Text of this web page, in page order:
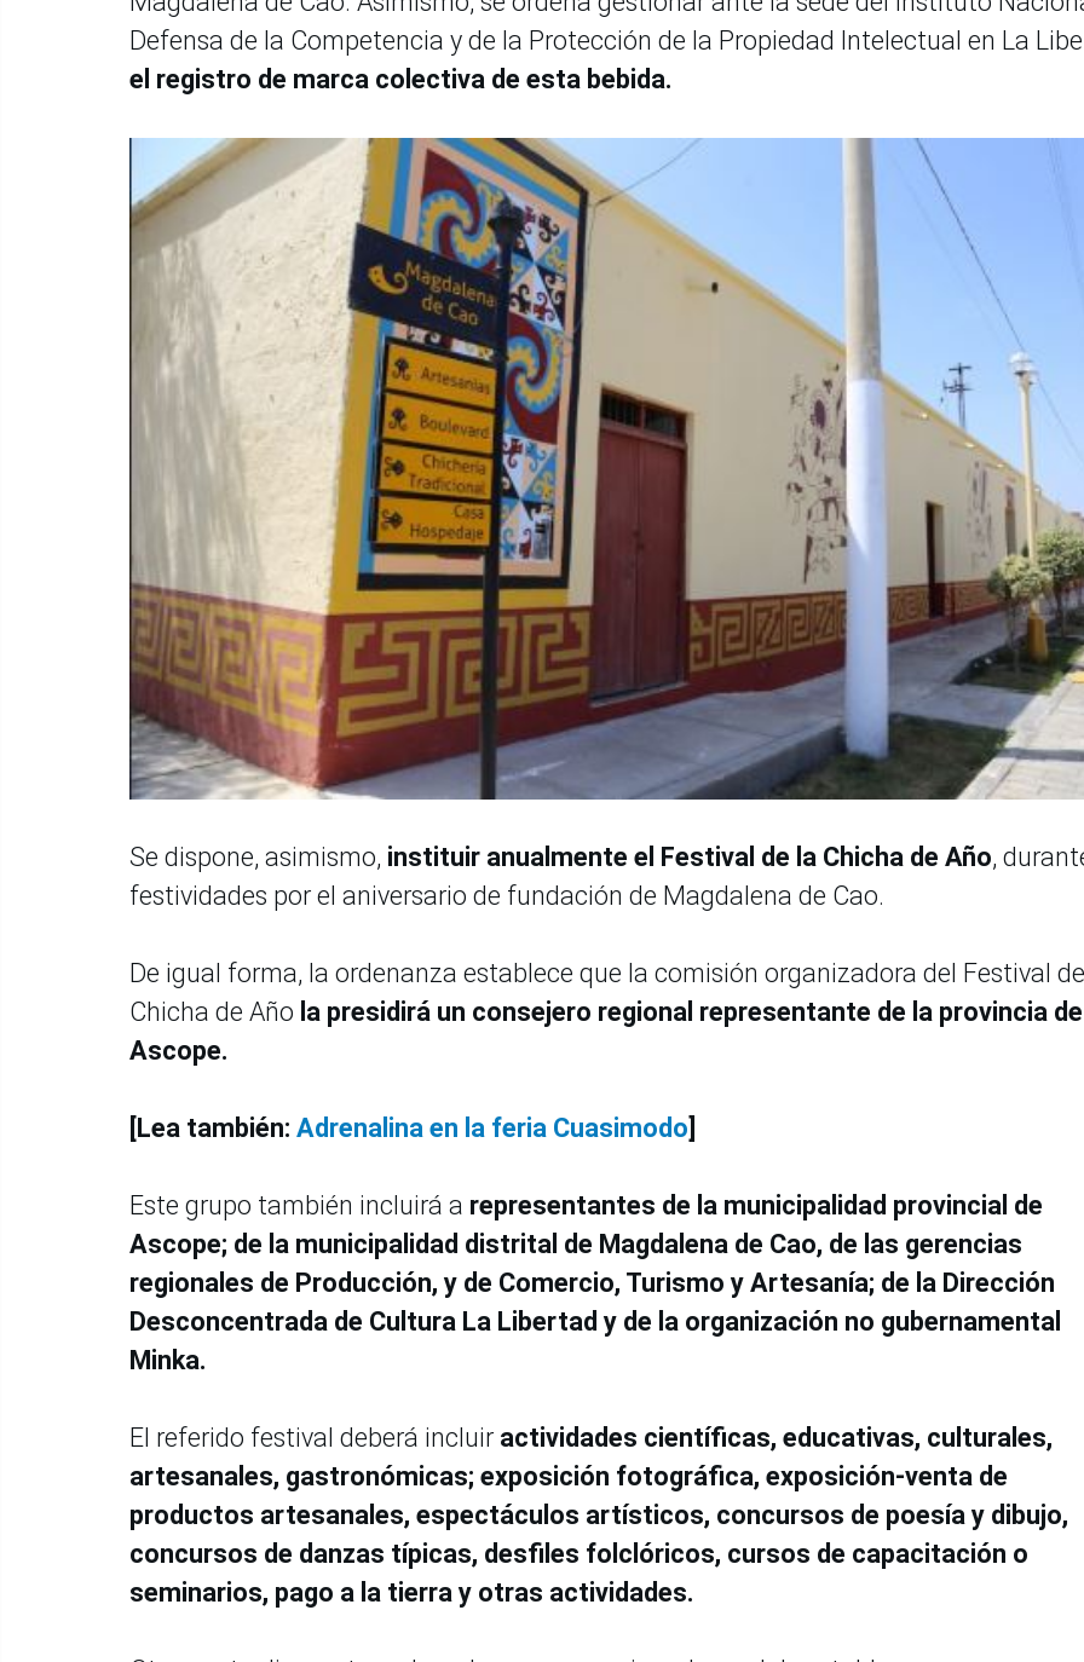
Defensa de la Competencia y de la Protección de la Propiedad Intelectual en La
el registro de marca colectiva de esta bebida.
Se dispone, asimismo, instituir anualmente el Festival de la Chicha de Año,
festividades por el aniversario de fundación de Magdalena de Cao.
De igual forma, la ordenanza establece que la comisión organizadora del Festival
Chicha de Año la presidirá un consejero regional representante de la provincia de
Ascope.
[Lea también: Adrenalina en la feria Cuasimodo]
Este grupo también incluirá a representantes de la municipalidad provincial de
Ascope; de la municipalidad distrital de Magdalena de Cao, de las gerencias
regionales de Producción, y de Comercio, Turismo y Artesanía; de la Dirección
Desconcentrada de Cultura La Libertad y de la organización no gubernamental
Minka.
El referido festival deberá incluir actividades científicas, educativas, culturales,
artesanales, gastronómicas; exposición fotográfica, exposición-venta de
productos artesanales, espectáculos artísticos, concursos de poesía y dibujo,
concursos de danzas típicas, desfiles folclóricos, cursos de capacitación o
seminarios, pago a la tierra y otras actividades.